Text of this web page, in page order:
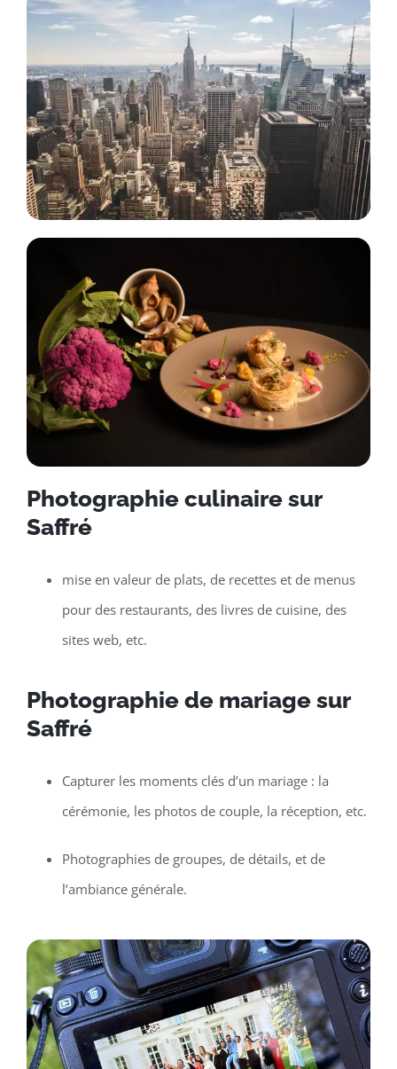
Photographie culinaire sur
Saffré
mise en valeur de plats, de recettes et de menus
pour des restaurants, des livres de cuisine, des
sites web, etc.
Photographie de mariage sur
Saffré
Capturer les moments clés d’un mariage : la
cérémonie, les photos de couple, la réception, etc.
Photographies de groupes, de détails, et de
l’ambiance générale.